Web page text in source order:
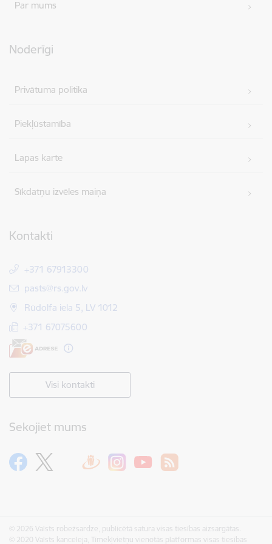
Par mums
Noderīgi
Privātuma politika
Piekļūstamība
Lapas karte
Sīkdatņu izvēles maiņa
Kontakti
+371 67913300
E-pasts:
pasts@rs.gov.lv
Rūdolfa iela 5, LV 1012
+371 67075600
Visi kontakti
Sekojiet mums
© 2026 Valsts robežsardze, publicētā satura visas tiesības aizsargātas.
© 2020 Valsts kanceleja, Tīmekļvietņu vienotās platformas visas tiesības